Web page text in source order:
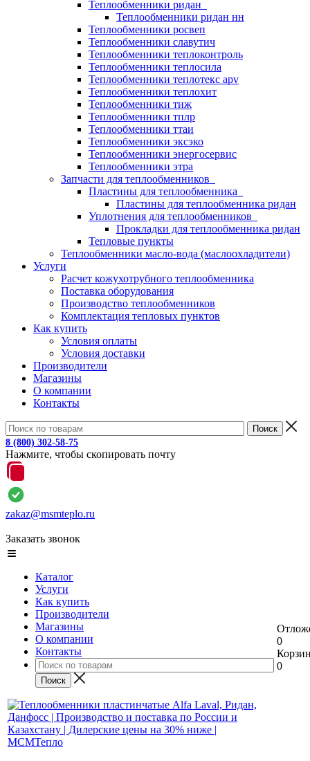
Теплообменники ридан
Теплообменники ридан нн
Теплообменники росвеп
Теплообменники славутич
Теплообменники теплоконтроль
Теплообменники теплосила
Теплообменники теплотекс apv
Теплообменники теплохит
Теплообменники тиж
Теплообменники тплр
Теплообменники ттаи
Теплообменники эксэко
Теплообменники энергосервис
Теплообменники этра
Запчасти для теплообменников
Пластины для теплообменника
Пластины для теплообменника ридан
Уплотнения для теплообменников
Прокладки для теплообменника ридан
Тепловые пункты
Теплообменники масло-вода (маслоохладители)
Услуги
Расчет кожухотрубного теплообменника
Поставка оборудования
Производство теплообменников
Комплектация тепловых пунктов
Как купить
Условия оплаты
Условия доставки
Производители
Магазины
О компании
Контакты
8 (800) 302-58-75
Нажмите, чтобы скопировать почту
zakaz@msmteplo.ru
Заказать звонок
Каталог
Услуги
Как купить
Производители
Магазины
О компании
Контакты
0
0